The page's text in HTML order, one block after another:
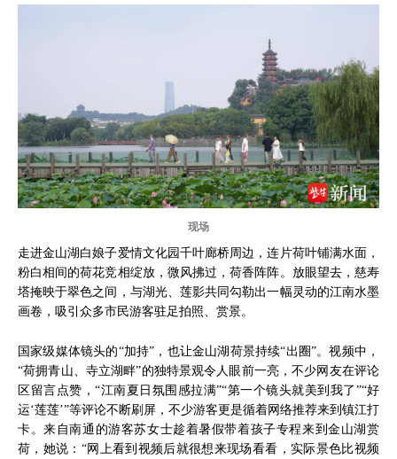
现场
走进金山湖白娘子爱情文化园千叶廊桥周边，连片荷叶铺满水面，
粉白相间的荷花竞相绽放，微风拂过，荷香阵阵。放眼望去，慈寿
塔掩映于翠色之间，与湖光、莲影共同勾勒出一幅灵动的江南水墨
画卷，吸引众多市民游客驻足拍照、赏景。
国家级媒体镜头的“加持”，也让金山湖荷景持续“出圈”。视频中，
“荷拥青山、寺立湖畔”的独特景观令人眼前一亮，不少网友在评论
区留言点赞，“江南夏日氛围感拉满”“第一个镜头就美到我了”“好
运‘莲莲’”等评论不断刷屏，不少游客更是循着网络推荐来到镇江打
卡。来自南通的游客苏女士趁着暑假带着孩子专程来到金山湖赏
荷，她说：“网上看到视频后就很想来现场看看，实际景色比视频